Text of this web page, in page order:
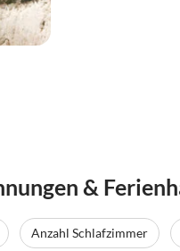
&
Anzahl Schlafzimmer